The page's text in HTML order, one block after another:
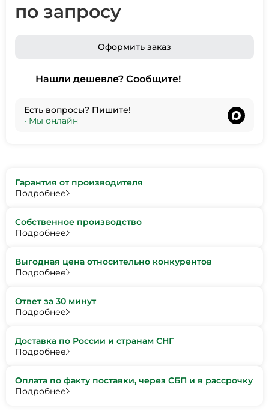
по запросу
Оформить заказ
Нашли дешевле? Сообщите!
Есть вопросы? Пишите!
• Мы онлайн
Гарантия от производителя
Подробнее
Собственное производство
Подробнее
Выгодная цена относительно конкурентов
Подробнее
Ответ за 30 минут
Подробнее
Доставка по России и странам СНГ
Подробнее
Оплата по факту поставки, через СБП и в рассрочку
Подробнее